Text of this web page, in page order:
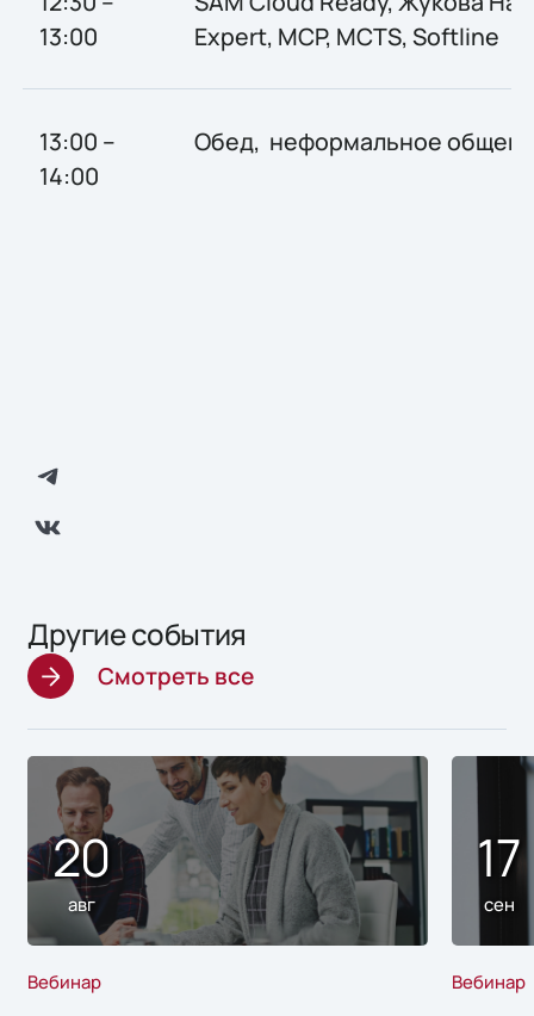
13:00
Expert, MCP, MCTS, Softline
13:00 –
14:00
Обед, неформальное
Другие события
Смотреть все
20
авг
Вебинар
17
сен
Вебинар